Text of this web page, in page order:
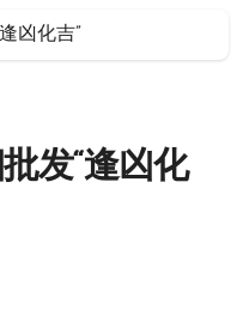
凶化吉”
发“逢凶化